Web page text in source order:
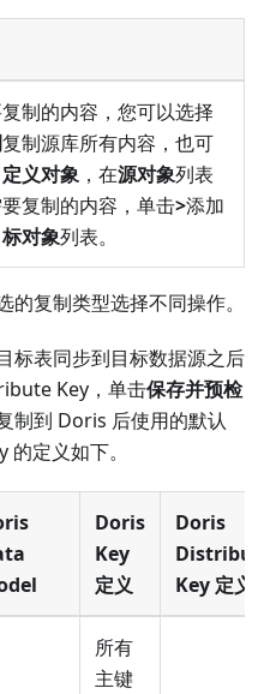
制的内容，您可以选择
复制源库所有内容，也可
义对象 ，在源对象列表
复制的内容，单击>添加
对象列表。
的复制类型选择不同操作。
标表同步到目标数据源之后
Key，单击保存并预检
制到 Doris 后使用的默认
定义如下。
Doris
Key
定义
Doris
Key 定义
所有
主键